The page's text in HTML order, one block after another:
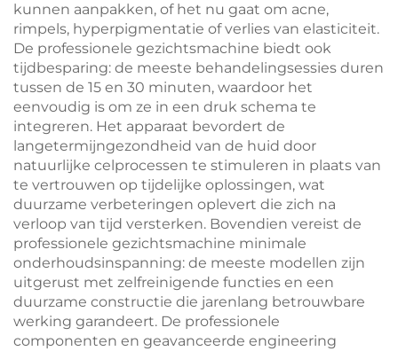
kunnen aanpakken, of het nu gaat om acne,
rimpels, hyperpigmentatie of verlies van elasticiteit.
De professionele gezichtsmachine biedt ook
tijdbesparing: de meeste behandelingsessies duren
tussen de 15 en 30 minuten, waardoor het
eenvoudig is om ze in een druk schema te
integreren. Het apparaat bevordert de
langetermijngezondheid van de huid door
natuurlijke celprocessen te stimuleren in plaats van
te vertrouwen op tijdelijke oplossingen, wat
duurzame verbeteringen oplevert die zich na
verloop van tijd versterken. Bovendien vereist de
professionele gezichtsmachine minimale
onderhoudsinspanning: de meeste modellen zijn
uitgerust met zelfreinigende functies en een
duurzame constructie die jarenlang betrouwbare
werking garandeert. De professionele
componenten en geavanceerde engineering